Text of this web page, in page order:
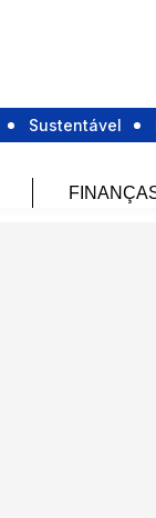
Sustentável